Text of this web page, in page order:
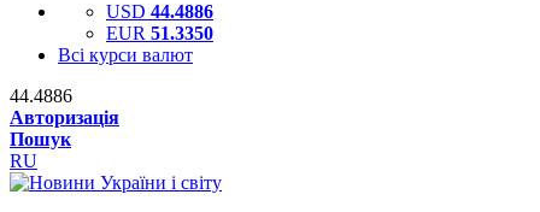
USD 44.4886
EUR 51.3350
Всі курси валют
44.4886
Авторизація
Пошук
RU